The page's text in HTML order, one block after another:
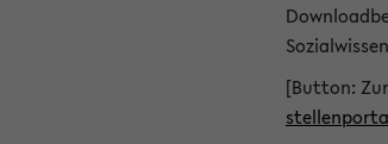
[Button: